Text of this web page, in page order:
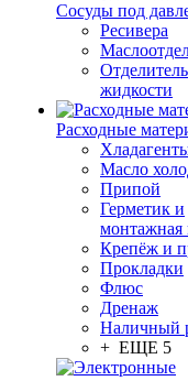
Сосуды под
Ресивера
Отделитель
жидкости
Расходные
Масло
Припой
Герметик и
монтажная
Крепёж и
Прокладки
Флюс
Дренаж
Наличный
+ ЕЩЕ 5